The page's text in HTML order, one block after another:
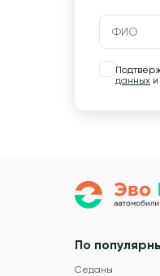
данных
По
Седаны